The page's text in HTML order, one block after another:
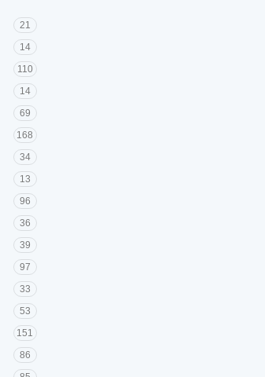
21
14
110
14
69
168
34
13
96
36
39
97
33
53
151
86